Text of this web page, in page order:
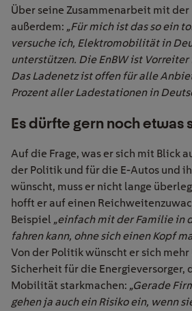
Über seine Zusammenarbeit mit der
außerdem: „Für mich ist das so ein
versuche ich, Elektromobilität in
unterstützen. Die EnBW ist
Das Ladenetz ist offen für alle
Prozent aller Ladestationen in
Es dürfte gern noch etwas
Auf die Frage, was er sich mit Blick
der Politik und für die E-Autos und
wünscht, muss er nicht lange
hofft er auf einen
Beispiel „einfach mit der Familie in
fahren kann, ohne sich einen Kopf
Von der Politik wünscht er sich mehr
Sicherheit für die Energieversorger,
Mobilität starkmachen: „Gerade
gehen ja auch ein Risiko ein, wenn